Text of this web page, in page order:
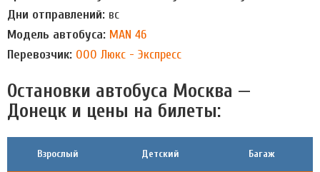
Дни отправлений: вс
Модель автобуса: MAN 46
Перевозчик: ООО Люкс - Экспресс
Остановки автобуса Москва —
Донецк и цены на билеты:
Взрослый Детский Багаж